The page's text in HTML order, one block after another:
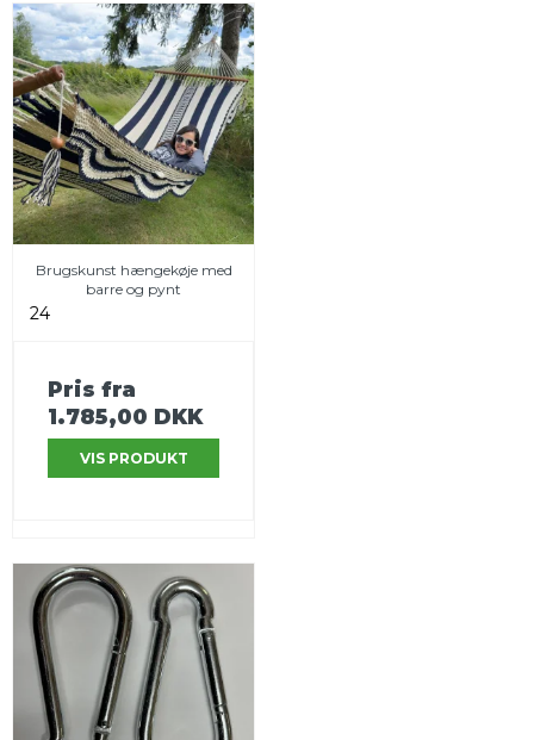
Brugskunst hængekøje med
barre og pynt
24
Pris fra
1.785,00 DKK
VIS PRODUKT